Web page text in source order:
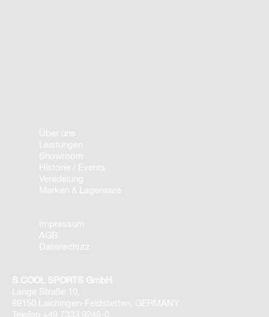
Über uns
Leistungen
Showroom
Historie / Events
Veredelung
Marken & Lagerware
Impressum
AGB
Datenschutz
S.COOL SPORTS GmbH
Lange Straße 10,
89150 Laichingen-Feldstetten, GERMANY
Telefon +49 7333 9248-0